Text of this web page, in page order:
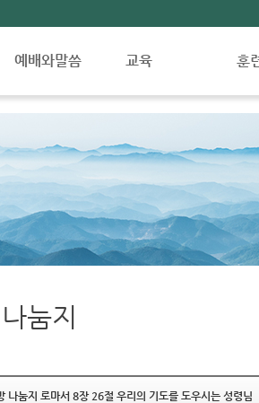
예배와말씀 교육 훈
금주의말씀
새벽예배 말씀
수요예배 말씀
집회영상 및 동영상
주일 설교 나눔지
유초등부
중고등부
청대학부
한국어학교
새
양
제
사
눔지
나눔지 로마서 8장 26절 우리의 기도를 도우시는 성령님